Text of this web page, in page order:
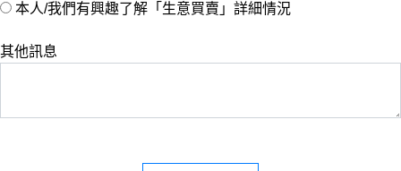
本人/我們有興趣了解「生意買賣」詳細情況
其他訊息